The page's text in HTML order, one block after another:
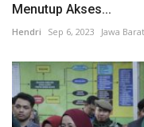
Menutup Akses...
Hendri Sep 6, 2023 Jawa Barat